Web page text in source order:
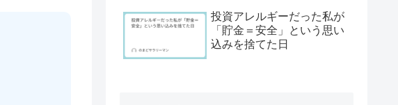
投資アレルギーだった私が
「貯金＝安全」という思い
込みを捨てた日